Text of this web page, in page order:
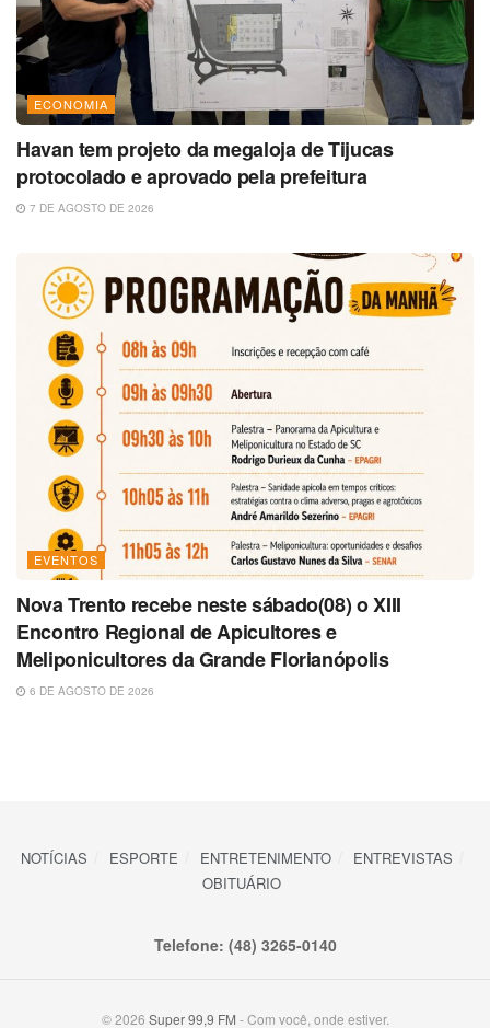
ECONOMIA
Havan tem projeto da megaloja de Tijucas
protocolado e aprovado pela prefeitura
7 DE AGOSTO DE 2026
EVENTOS
Nova Trento recebe neste sábado(08) o XIII
Encontro Regional de Apicultores e
Meliponicultores da Grande Florianópolis
6 DE AGOSTO DE 2026
NOTÍCIAS ESPORTE ENTRETENIMENTO
ENTREVISTAS
OBITUÁRIO
Telefone: (48) 3265-0140
© 2026 Super 99,9 FM - Com você, onde estiver.